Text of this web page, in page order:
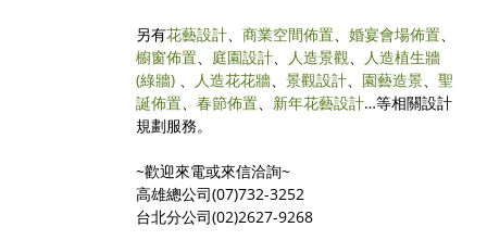
另有花藝設計、商業空間佈置、婚宴會場佈置、
櫥窗佈置、 庭園設計、 人造景觀、 人造植生牆
(綠牆) 、 人造花花牆、景觀設計、 園藝造景、聖
誕佈置、春節佈置、 新年花藝設計…等相關設計
規劃服務。
~歡迎來電或來信洽詢~
高雄總公司(07)732-3252
台北分公司(02)2627-9268